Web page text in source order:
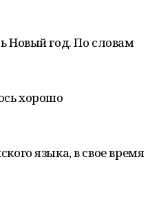
Новый год. По словам
хорошо
языка, в свое время